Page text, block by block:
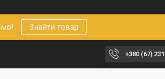
Знайти товар
+380 (67)